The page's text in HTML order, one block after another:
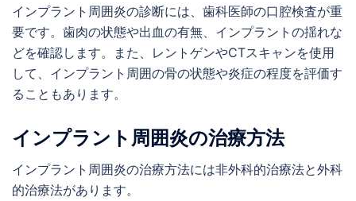
インプラント周囲炎の診断には、歯科医師の口腔検査が重
要です。歯肉の状態や出血の有無、インプラントの揺れな
どを確認します。また、レントゲンやCTスキャンを使用
して、インプラント周囲の骨の状態や炎症の程度を評価す
ることもあります。
インプラント周囲炎の治療方法
インプラント周囲炎の治療方法には非外科的治療法と外科
的治療法があります。